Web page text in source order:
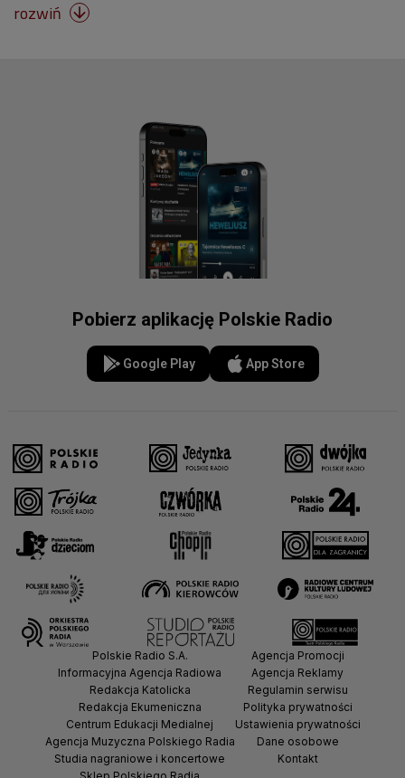
rozwiń 
Pobierz aplikację Polskie Radio
Google Play App Store
Polskie Radio S.A.
Informacyjna Agencja Radiowa
Redakcja Katolicka
Redakcja Ekumeniczna
Centrum Edukacji Medialnej
Agencja Muzyczna Polskiego Radia
Studia nagraniowe i koncertowe
Agencja Promocji
Agencja Reklamy
Regulamin serwisu
Polityka prywatności
Ustawienia prywatności
Dane osobowe
Kontakt